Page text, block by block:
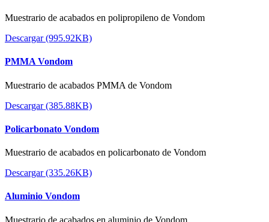
Muestrario de acabados en polipropileno de Vondom
Descargar (995.92KB)
PMMA Vondom
Muestrario de acabados PMMA de Vondom
Descargar (385.88KB)
Policarbonato Vondom
Muestrario de acabados en policarbonato de Vondom
Descargar (335.26KB)
Aluminio Vondom
Muestrario de acabados en aluminio de Vondom